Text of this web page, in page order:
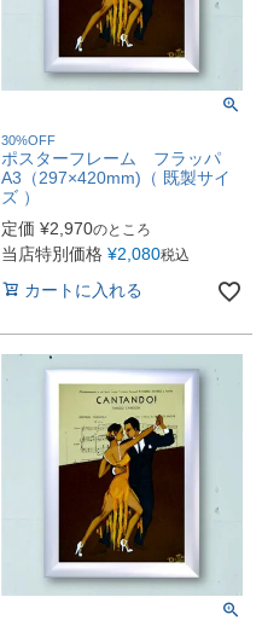
30%OFF
ポスターフレーム フラッパ
A3（297×420mm)（ 既製サイ
ズ ）
定価 ¥2,970のところ
当店特別価格 ¥2,080税込
カートに入れる